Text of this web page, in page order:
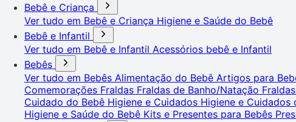
Bebê e Criança
Ver tudo em Bebê e Criança Higiene e Saúde do Bebê
Bebê e Infantil
Ver tudo em Bebê e Infantil Acessórios bebê e Infantil
Bebês
Ver tudo em Bebês Alimentação do Bebê Artigos para
Comemorações Fraldas Fraldas de Banho/Natação
Cuidado do Bebê Higiene e Cuidados Higiene e Cuidados
Higiene e Saúde do Bebê Kits e Presentes para Bebês